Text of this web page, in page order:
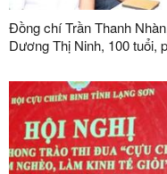
Đồng chí Trần Thanh
Dương Thị Ninh, 100 tuổi,